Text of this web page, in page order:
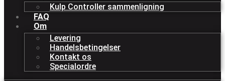
Kulp Controller sammenligning
FAQ
Om
Levering
Handelsbetingelser
Kontakt os
Specialordre